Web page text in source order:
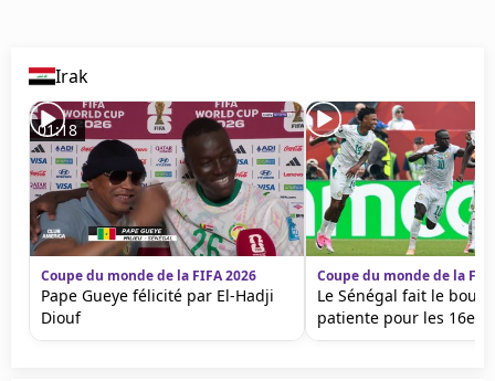
Irak
01:18
Coupe du monde de la FIFA 2026
Pape Gueye félicité par El-Hadji
Diouf
Coupe du monde de la
Le Sénégal fait le
patiente pour les 16e